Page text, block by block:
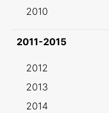
2010
2011-2015
2012
2013
2014